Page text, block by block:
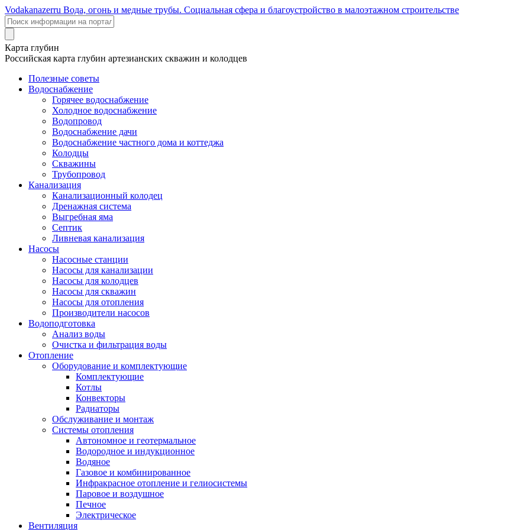
Vodakanazerru Вода, огонь и медные трубы. Социальная сфера и благоустройство в малоэтажном строительстве
Карта глубин
Российская карта глубин артезианских скважин и колодцев
Полезные советы
Водоснабжение
Горячее водоснабжение
Холодное водоснабжение
Водопровод
Водоснабжение дачи
Водоснабжение частного дома и коттеджа
Колодцы
Скважины
Трубопровод
Канализация
Канализационный колодец
Дренажная система
Выгребная яма
Септик
Ливневая канализация
Насосы
Насосные станции
Насосы для канализации
Насосы для колодцев
Насосы для скважин
Насосы для отопления
Производители насосов
Водоподготовка
Анализ воды
Очистка и фильтрация воды
Отопление
Оборудование и комплектующие
Комплектующие
Котлы
Конвекторы
Радиаторы
Обслуживание и монтаж
Системы отопления
Автономное и геотермальное
Водородное и индукционное
Водяное
Газовое и комбинированное
Инфракрасное отопление и гелиосистемы
Паровое и воздушное
Печное
Электрическое
Вентиляция